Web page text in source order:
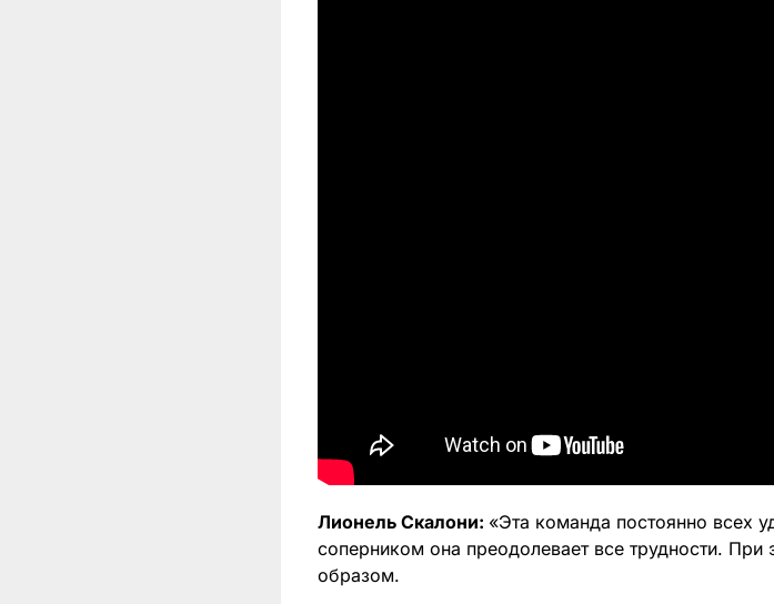
Лионель Скалони: «Эта команда постоянно всех
соперником она преодолевает все трудности.
образом.